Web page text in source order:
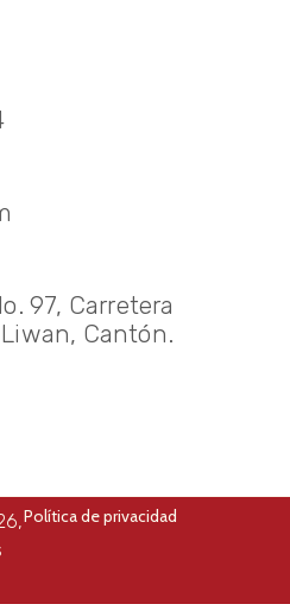
97, Carretera
Cantón.
Política de privacidad